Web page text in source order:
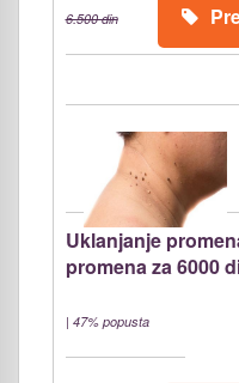
6.500 din
Uklanjanje
promena za 6000
| 47% popusta